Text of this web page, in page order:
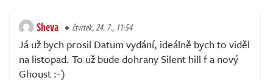
Sheva čtvrtek, 24. 7., 11:54
Já už bych prosil Datum vydání, ideálně bych to viděl
na listopad. To už bude dohrany Silent hill f a nový
Ghoust :-)